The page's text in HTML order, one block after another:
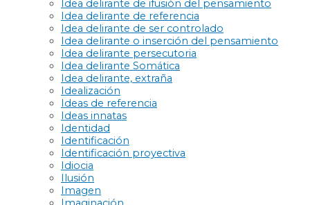
Idea delirante de ifusión del pensamiento
Idea delirante de referencia
Idea delirante de ser controlado
Idea delirante o inserción del pensamiento
Idea delirante persecutoria
Idea delirante Somática
Idea delirante, extraña
Idealización
Ideas de referencia
Ideas innatas
Identidad
Identificación
Identificación proyectiva
Idiocia
Ilusión
Imagen